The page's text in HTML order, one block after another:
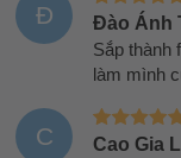
Đ Đào Ánh
Sắp thành
làm mình
C Cao Gia